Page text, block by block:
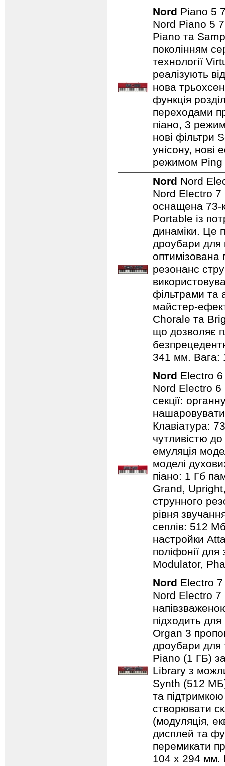
Nord Piano 5
Nord Piano 5
Piano та
поколінням
технології
реалізують
нова
функція
переходами
піано, 3
нові фільтри
унісону,
режимом Ping
Nord Nord
Nord Electro 7
оснащена 73-
Portable із
динаміки. Це
дроубари для
оптимізована
резонанс
фільтрами та
майстер-
Chorale та
що дозволяє
341 мм. Вага:
Nord Electro
Nord Electro 6
секції:
нашаровувати
Клавіатура:
чутливістю
емуляція
моделі
піано: 1 Гб
Grand,
струнного
рівня
сеплів: 512
настройки
поліфонії
Modulator,
Nord Electro
Nord Electro 7
підходить
Organ 3
дроубари для
Piano (1 ГБ)
Library з
Synth (512
та
створювати
(модуляція,
дисплей та
перемикати
104 x 294 мм.